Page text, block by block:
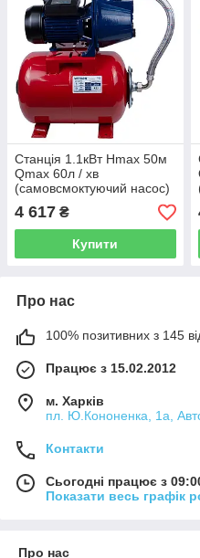
Станція 1.1кВт Hmax 50м
Qmax 60л / хв
(самовсмоктуючий насос)
24л Україна Wetron
(775044/24)
4 617 ₴
Купити
Про нас
100% позитивних з 145
Працює з 15.02.2012
м. Харків
пл. Ю.Кононенка, 1а,
Контакти
Сьогодні працює з
Показати весь графік
Про нас